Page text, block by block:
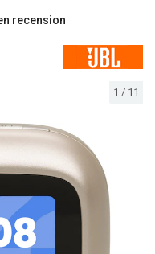
1 / 11
recension